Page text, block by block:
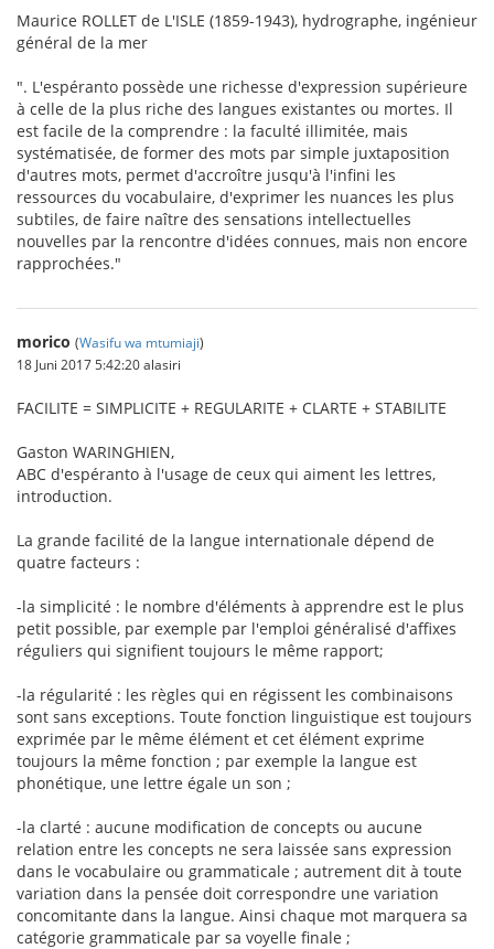
Maurice ROLLET de L'ISLE (1859-1943), hydrographe, ingénieur
général de la mer
". L'espéranto possède une richesse d'expression supérieure
à celle de la plus riche des langues existantes ou mortes. Il
est facile de la comprendre : la faculté illimitée, mais
systématisée, de former des mots par simple juxtaposition
d'autres mots, permet d'accroître jusqu'à l'infini les
ressources du vocabulaire, d'exprimer les nuances les plus
subtiles, de faire naître des sensations intellectuelles
nouvelles par la rencontre d'idées connues, mais non encore
rapprochées."
morico (Wasifu wa mtumiaji)
18 Juni 2017 5:42:20 alasiri
FACILITE = SIMPLICITE + REGULARITE + CLARTE + STABILITE
Gaston WARINGHIEN,
ABC d'espéranto à l'usage de ceux qui aiment les lettres,
introduction.
La grande facilité de la langue internationale dépend de
quatre facteurs :
-la simplicité : le nombre d'éléments à apprendre est le plus
petit possible, par exemple par l'emploi généralisé d'affixes
réguliers qui signifient toujours le même rapport;
-la régularité : les règles qui en régissent les combinaisons
sont sans exceptions. Toute fonction linguistique est toujours
exprimée par le même élément et cet élément exprime
toujours la même fonction ; par exemple la langue est
phonétique, une lettre égale un son ;
-la clarté : aucune modification de concepts ou aucune
relation entre les concepts ne sera laissée sans expression
dans le vocabulaire ou grammaticale ; autrement dit à toute
variation dans la pensée doit correspondre une variation
concomitante dans la langue. Ainsi chaque mot marquera sa
catégorie grammaticale par sa voyelle finale ;